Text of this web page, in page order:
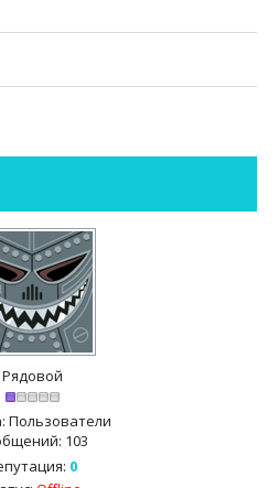
Рядовой
Пользователи
103
0